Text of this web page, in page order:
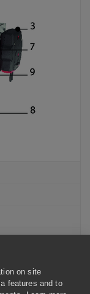
on site
features and to